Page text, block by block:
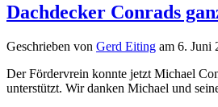
Dachdecker Conrads
Geschrieben von Gerd Eiting am 6. Juni
Der Fördervrein konnte jetzt Michael
unterstützt. Wir danken Michael und